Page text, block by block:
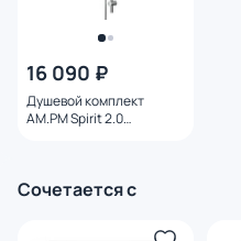
16 090 ₽
Душевой комплект
AM.PM Spirit 2.0
Сочетается с